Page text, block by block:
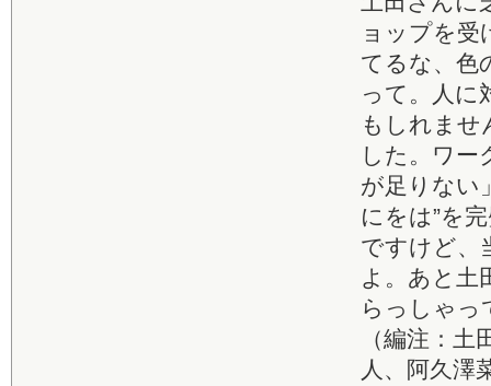
ョップを
てるな、色
って。人に
もしれませ
した。ワー
が足りない
にをは”を
ですけど、
よ。あと土
らっしゃっ
（編注：
人、阿久澤